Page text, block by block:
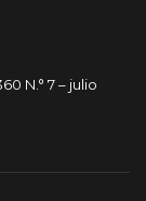
N.° 7 – julio